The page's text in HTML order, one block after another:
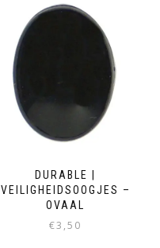
DURABLE |
VEILIGHEIDSOOGJES –
OVAAL
€3,50